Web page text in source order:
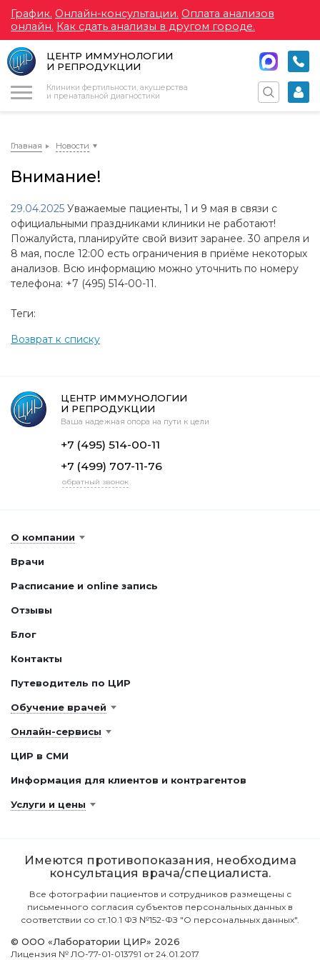
График. Онлайн-консультации. Оплата анализов
онлайн. Как сдать анализы в другом городе.
ЦЕНТР ИММУНОЛОГИИ
И РЕПРОДУКЦИИ
Клиники фертильности, акушерства
и пренатальной диагностики
Главная Новости
Внимание!
29.04.2025 Уважаемые пациенты, 1 и 9 мая в связи с
официальными праздниками клиники не работают!
Пожалуйста, планируйте свой визит заранее. 30 апреля и
8 мая, после 12:00 есть ограничения в приёме некоторых
анализов. Всю информацию можно уточнить по номеру
телефона: +7 (495) 514-00-11.
Теги:
Возврат к списку
ЦЕНТР ИММУНОЛОГИИ
И РЕПРОДУКЦИИ
Ваша надежная опора на пути к цели
+7 (495) 514-00-11
+7 (499) 707-11-76
обратный звонок
О компании
Врачи
Расписание и online запись
Отзывы
Блог
Контакты
Путеводитель по ЦИР
Обучение врачей
Онлайн-сервисы
ЦИР в СМИ
Информация для клиентов и контрагентов
Услуги и цены
Имеются противопоказания, необходима
консультация врача/специалиста.
Все фотографии пациентов и сотрудников размещены с
письменного согласия субъектов персональных данных в
соответствии со ст.10.1 ФЗ №152-ФЗ "О персональных данных".
© ООО «Лаборатории ЦИР» 2026
Лицензия № ЛО-77-01-013791 от 24.01.2017